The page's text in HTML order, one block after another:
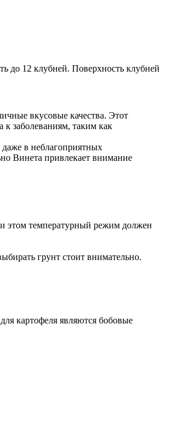
до 12 клубней. Поверхность клубней
вкусовые качества. Этот
к заболеваниям, таким как
в неблагоприятных
Винета привлекает внимание
этом температурный режим должен
грунт стоит внимательно.
картофеля являются бобовые